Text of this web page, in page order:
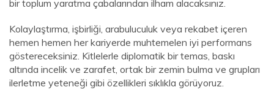
bir toplum yaratma çabalarından ilham alacaksınız.
Kolaylaştırma, işbirliği, arabuluculuk veya rekabet içeren
hemen hemen her kariyerde muhtemelen iyi performans
göstereceksiniz. Kitlelerle diplomatik bir temas, baskı
altında incelik ve zarafet, ortak bir zemin bulma ve grupları
ilerletme yeteneği gibi özellikleri sıklıkla görüyoruz.